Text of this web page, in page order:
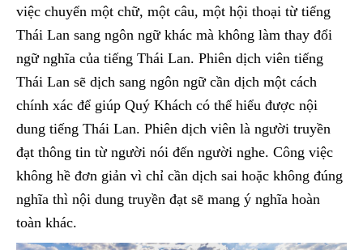
việc chuyển một chữ, một câu, một hội thoại từ tiếng
Thái Lan sang ngôn ngữ khác mà không làm thay đổi
ngữ nghĩa của tiếng Thái Lan. Phiên dịch viên tiếng
Thái Lan sẽ dịch sang ngôn ngữ cần dịch một cách
chính xác để giúp Quý Khách có thể hiểu được nội
dung tiếng Thái Lan. Phiên dịch viên là người truyền
đạt thông tin từ người nói đến người nghe. Công việc
không hề đơn giản vì chỉ cần dịch sai hoặc không đúng
nghĩa thì nội dung truyền đạt sẽ mang ý nghĩa hoàn
toàn khác.